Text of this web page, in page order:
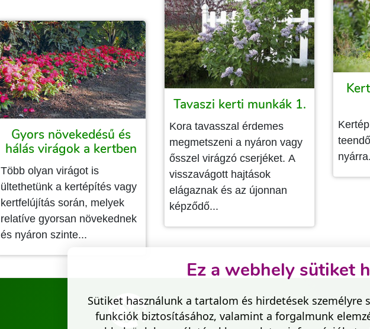
Gyors növekedésű és
hálás virágok a kertben
Több olyan virágot is
ültethetünk a kertépítés vagy
kertfelújítás során, melyek
relatíve gyorsan növekednek
és nyáron szinte...
Tavaszi kerti munkák 1.
Kora tavasszal érdemes
megmetszeni a nyáron vagy
ősszel virágzó cserjéket. A
visszavágott hajtások
elágaznak és az újonnan
képződő...
nyárra.
Ez a webhely sütiket
Sütiket használunk a tartalom és hirdetések személyre
funkciók biztosításához, valamint a forgalmunk